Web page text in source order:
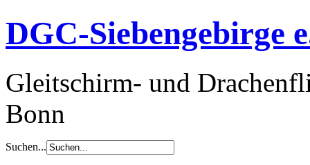
DGC-Siebengebirge
Gleitschirm- und
Bonn
Suchen...